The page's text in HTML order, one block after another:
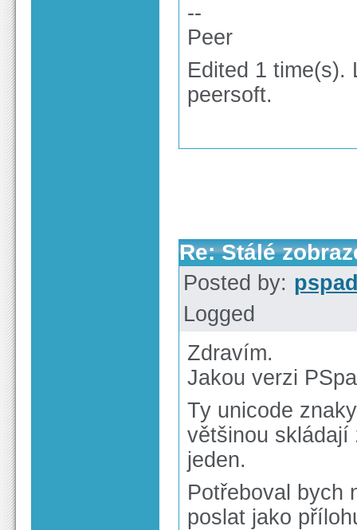
--
Peer
Edited 1 time(s).
peersoft.
Re: Stálé
Posted by:
Logged
Zdravím.
Jakou verzi
Ty unicode
většinou
jeden.
Potřeboval bych
poslat jako